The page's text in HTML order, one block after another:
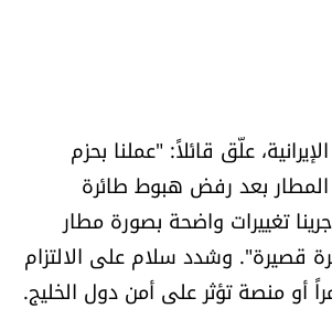
علّق قائلاً: "عملنا بحزم
بعد رفض هبوط طائرة
تغييرات واضحة بصورة مطار
قصيرة". وشدد سلام على الالتزام
أو منصة تؤثر على أمن دول الخليج.